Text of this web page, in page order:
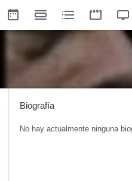
Biografía
No hay actualmente ninguna